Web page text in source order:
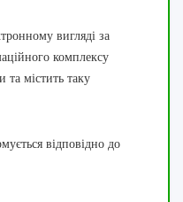
вигляді за
комплексу
містить таку
відповідно до